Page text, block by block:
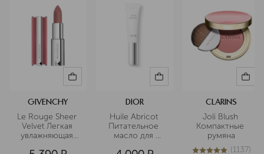
GIVENCHY
Le Rouge Sheer
Velvet Легкая
увлажняющая
DIOR
Huile Abricot
Питательное
масло для
CLARINS
Joli Blush
Компактные
румяна
(1137)